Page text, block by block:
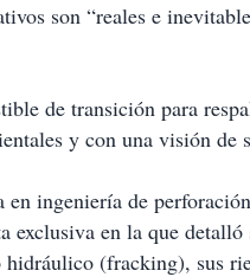
son “reales e
de transición para
y con una visión de
ingeniería de
exclusiva en la que
(fracking), sus